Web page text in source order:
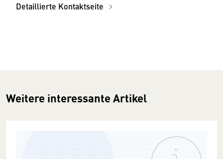
Detaillierte Kontaktseite
Weitere interessante Artikel